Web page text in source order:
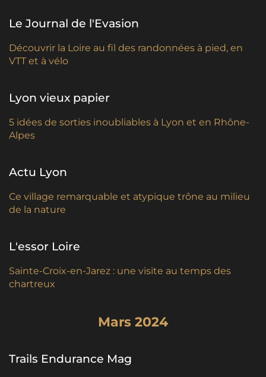
Le Journal de l'Evasion
Découvrir la Loire au fil des randonnées à pied, en
VTT et à vélo
Lyon vieux papier
5 idées de sorties inoubliables à Lyon et en Rhône-
Alpes
Actu Lyon
Ce village remarquable et atypique trône au milieu
de la nature
L'essor Loire
Sainte-Croix-en-Jarez : une visite au temps des
chartreux
Mars 2024
Trails Endurance Mag